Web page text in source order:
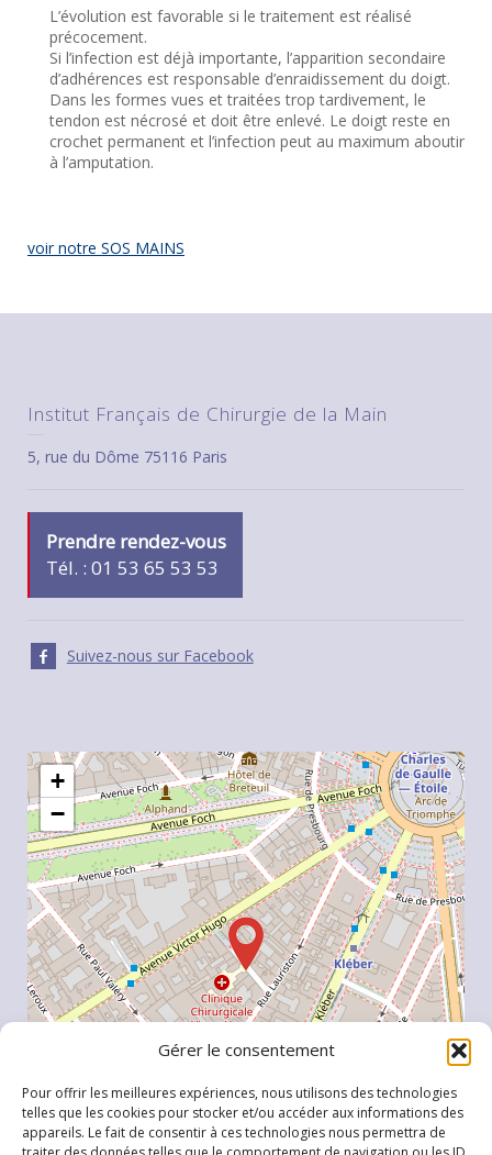
Gérer le consentement
Pour offrir les meilleures expériences, nous utilisons des technologies
telles que les cookies pour stocker et/ou accéder aux informations des
appareils. Le fait de consentir à ces technologies nous permettra de
L’évolution est favorable si le traitement est réalisé
précocement.
Si l’infection est déjà importante, l’apparition secondaire
d’adhérences est responsable d’enraidissement du doigt.
Dans les formes vues et traitées trop tardivement, le
tendon est nécrosé et doit être enlevé. Le doigt reste en
crochet permanent et l’infection peut au maximum aboutir
à l’amputation.
voir notre SOS MAINS
Institut Français de Chirurgie de la Main
5, rue du Dôme 75116 Paris
Prendre rendez-vous
Tél. : 01 53 65 53 53
Suivez-nous sur Facebook
+
−